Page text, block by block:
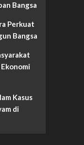
Bangsa
Perkuat
Bangsa
Kasus
di